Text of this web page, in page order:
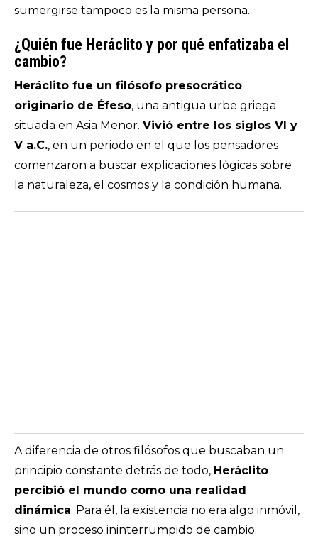
sumergirse tampoco es la misma persona.
¿Quién fue Heráclito y por qué enfatizaba el
cambio?
Heráclito fue un filósofo presocrático
originario de Éfeso, una antigua urbe griega
situada en Asia Menor. Vivió entre los siglos VI y
V a.C., en un periodo en el que los pensadores
comenzaron a buscar explicaciones lógicas sobre
la naturaleza, el cosmos y la condición humana.
A diferencia de otros filósofos que buscaban un
principio constante detrás de todo, Heráclito
percibió el mundo como una realidad
dinámica. Para él, la existencia no era algo inmóvil,
sino un proceso ininterrumpido de cambio.